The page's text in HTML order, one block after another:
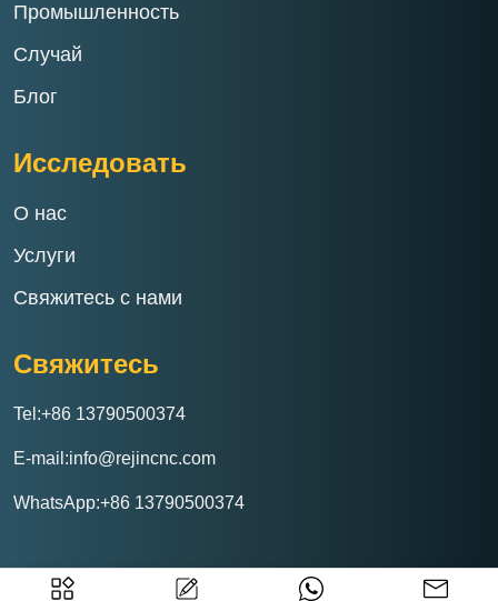
Промышленность
Случай
Блог
Исследовать
О нас
Услуги
Свяжитесь с нами
Свяжитесь
Tel:+86 13790500374
E-mail:info@rejincnc.com
WhatsApp:+86 13790500374